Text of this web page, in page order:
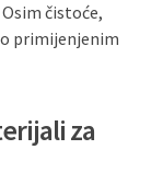
čistoće,
primijenjenim
za